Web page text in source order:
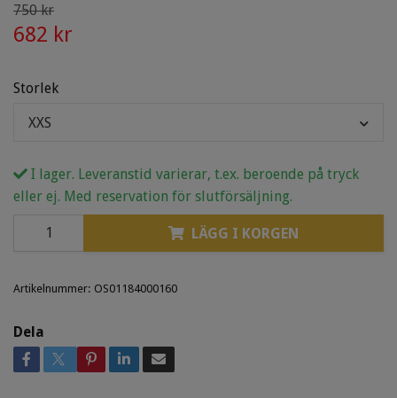
750 kr
682 kr
Storlek
XXS
I lager. Leveranstid varierar, t.ex. beroende på tryck
eller ej. Med reservation för slutförsäljning.
LÄGG I KORGEN
Artikelnummer: OS01184000160
Dela